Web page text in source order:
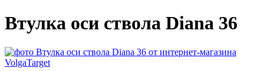
Втулка оси ствола Diana 36